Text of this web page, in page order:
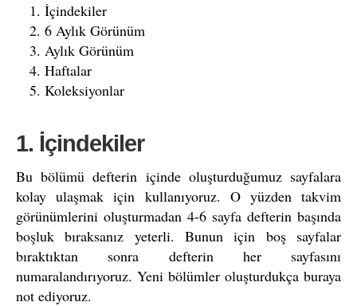
İçindekiler
6 Aylık Görünüm
Aylık Görünüm
Haftalar
Koleksiyonlar
1. İçindekiler
Bu bölümü defterin içinde oluşturduğumuz sayfalara
kolay ulaşmak için kullanıyoruz. O yüzden takvim
görünümlerini oluşturmadan 4-6 sayfa defterin başında
boşluk bıraksanız yeterli. Bunun için boş sayfalar
bıraktıktan sonra defterin her sayfasını
numaralandırıyoruz. Yeni bölümler oluşturdukça buraya
not ediyoruz.